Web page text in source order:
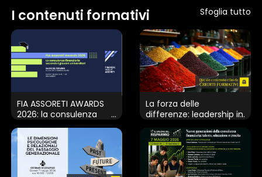
Questo sito web utilizza i cookie
Utilizziamo i cookie per personalizzare contenuti ed
I contenuti formativi Sfoglia tutto
FIA ASSORETI AWARDS
2026: la consulenza
finanziaria secondo i
giovani universitari
La forza delle
differenze: leadership in
Invia